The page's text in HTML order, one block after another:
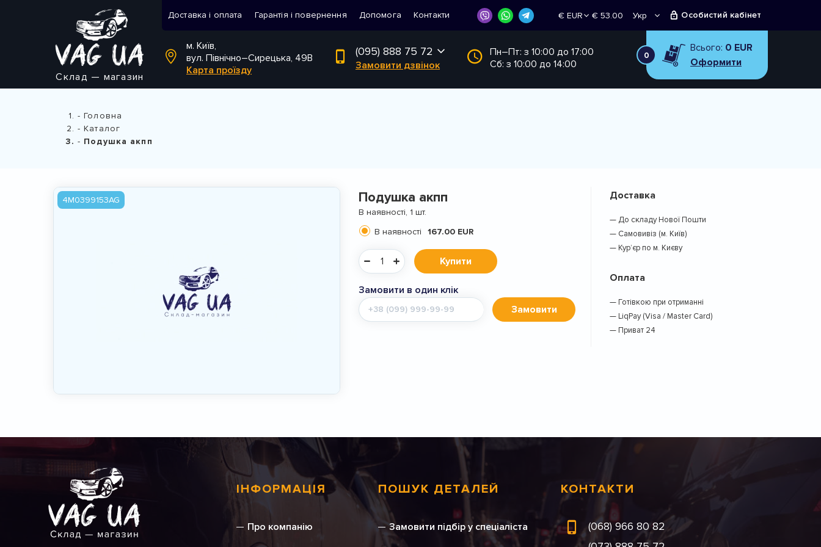
Склад — магазин
Доставка і оплата Гарантія і повернення Допомога Контакти
€ EUR
€ 53.00
Укр
Особистий кабінет
м. Київ,
вул. Північно–Сирецька, 49В
Карта проїзду
(095) 888 75 72
Замовити дзвінок
Пн–Пт: з 10:00 до 17:00
Сб: з 10:00 до 14:00
0
Всього: 0 EUR
Оформити
Головна
Каталог
Подушка акпп
4M0399153AG Подушка акпп
В наявності, 1 шт.
В наявності
167.00 EUR
Купити
Замовити в один клік
Мобільний
телефон
Замовити
Доставка
— До складу Нової Пошти
— Самовивіз (м. Київ)
— Кур’єр по м. Києву
Оплата
— Готівкою при отриманні
— LiqPay (Visa / Master Card)
— Приват 24
ІНФОРМАЦІЯ
Про компанію
ПОШУК ДЕТАЛЕЙ
Замовити підбір у спеціаліста
КОНТАКТИ
(068) 966 80 82